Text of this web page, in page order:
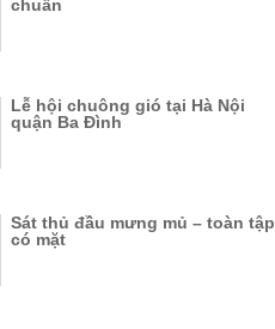
chuẩn
Lễ hội chuông gió tại Hà Nội
quận Ba Đình
Sát thủ đầu mưng mủ – toàn tập
có mặt